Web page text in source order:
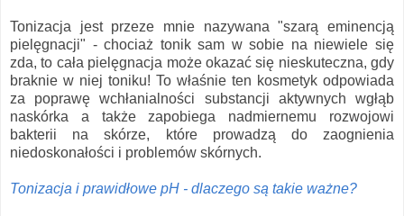
Tonizacja jest przeze mnie nazywana "szarą eminencją
pielęgnacji" - chociaż tonik sam w sobie na niewiele się
zda, to cała pielęgnacja może okazać się nieskuteczna, gdy
braknie w niej toniku! To właśnie ten kosmetyk odpowiada
za poprawę wchłanialności substancji aktywnych wgłąb
naskórka a także zapobiega nadmiernemu rozwojowi
bakterii na skórze, które prowadzą do zaognienia
niedoskonałości i problemów skórnych.
Tonizacja i prawidłowe pH - dlaczego są takie ważne?